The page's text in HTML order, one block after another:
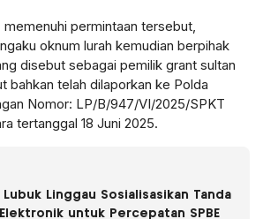
permintaan tersebut,
oknum lurah kemudian berpihak
disebut sebagai pemilik grant sultan
bahkan telah dilaporkan ke Polda
Nomor: LP/B/947/VI/2025/SPKT
tertanggal 18 Juni 2025.
Lubuk Linggau Sosialisasikan Tanda
untuk Percepatan SPBE